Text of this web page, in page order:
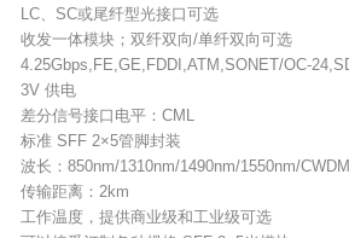
LC、SC或尾纤型光接口可选
收发一体模块；双纤双向/单纤双向可选
4.25Gbps,FE,GE,FDDI,ATM,SONET/OC-
3V 供电
差分信号接口电平：CML
标准 SFF 2×5管脚封装
波长：850nm/1310nm/1490nm/1550nm/
传输距离：2km
工作温度，提供商业级和工业级可选